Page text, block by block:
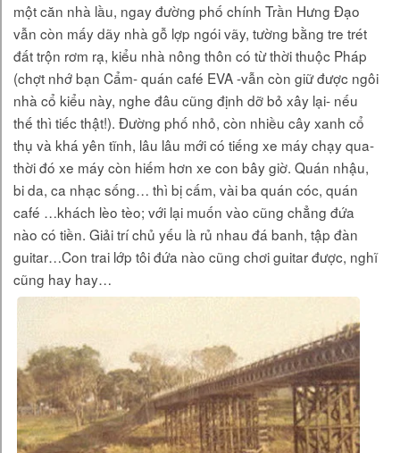
một căn nhà lầu, ngay đường phố chính Trần Hưng Đạo
vẫn còn mấy dãy nhà gỗ lợp ngói vãy, tường bằng tre trét
đất trộn rơm rạ, kiểu nhà nông thôn có từ thời thuộc Pháp
(chợt nhớ bạn Cẩm- quán café EVA -vẫn còn giữ được ngôi
nhà cổ kiểu này, nghe đâu cũng định dỡ bỏ xây lại- nếu
thế thì tiếc thật!). Đường phố nhỏ, còn nhiều cây xanh cổ
thụ và khá yên tĩnh, lâu lâu mới có tiếng xe máy chạy qua-
thời đó xe máy còn hiếm hơn xe con bây giờ. Quán nhậu,
bi da, ca nhạc sống… thì bị cấm, vài ba quán cóc, quán
café …khách lèo tèo; với lại muốn vào cũng chẳng đứa
nào có tiền. Giải trí chủ yếu là rủ nhau đá banh, tập đàn
guitar…Con trai lớp tôi đứa nào cũng chơi guitar được, nghĩ
cũng hay hay…